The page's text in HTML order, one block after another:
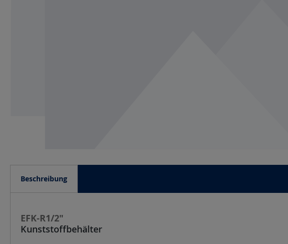
Beschreibung
EFK-R1/2"
Kunststoffbehälter